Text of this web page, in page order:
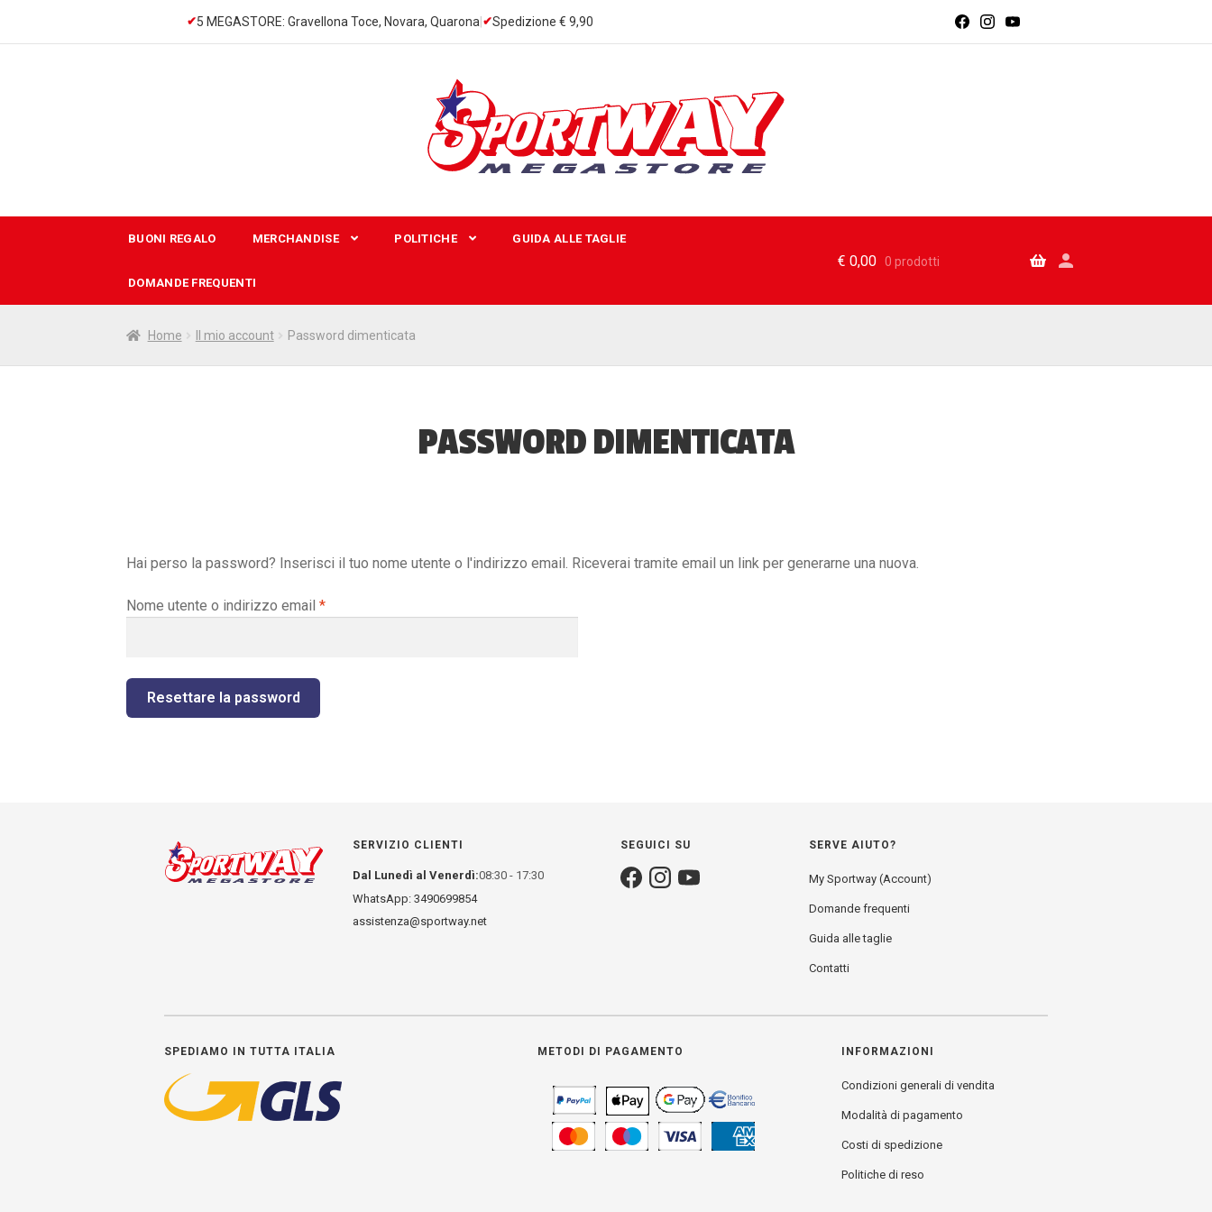
5 MEGASTORE: Gravellona Toce, Novara, Quarona| Spedizione € 9,90
BUONI REGALO MERCHANDISE POLITICHE GUIDA ALLE TAGLIE
DOMANDE FREQUENTI
€ 0,00 0 prodotti
Home Il mio account Password dimenticata
PASSWORD DIMENTICATA
Hai perso la password? Inserisci il tuo nome utente o l'indirizzo email. Riceverai tramite email un link per generarne una nuova.
Nome utente o indirizzo email*Richiesto
Resettare la password
SERVIZIO CLIENTI
Dal Lunedì al Venerdì:08:30 - 17:30
WhatsApp: 3490699854
assistenza@sportway.net
SEGUICI SU SERVE AIUTO?
My Sportway (Account)
Domande frequenti
Guida alle taglie
Contatti
SPEDIAMO IN TUTTA ITALIA METODI DI PAGAMENTO INFORMAZIONI
Condizioni generali di vendita
Modalità di pagamento
Costi di spedizione
Politiche di reso